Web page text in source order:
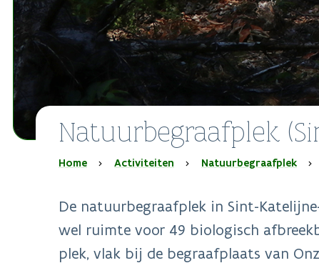
Natuurbegraafplek
Kruimelpad
Home Activiteiten Natuurbegraafplek
De natuurbegraafplek in Sint-
wel ruimte voor 49 biologisch
plek, vlak bij de begraafplaats van